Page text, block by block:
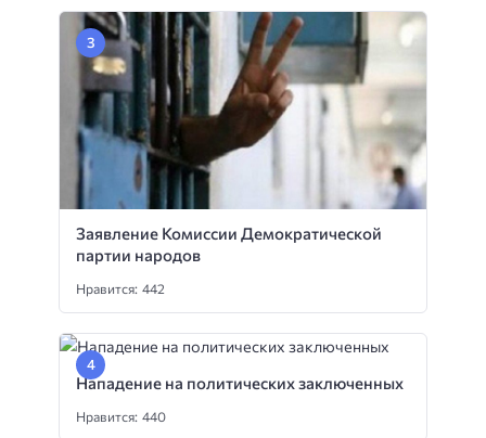
Заявление Комиссии Демократической
партии народов
Нравится: 442
Нападение на политических заключенных
Нравится: 440